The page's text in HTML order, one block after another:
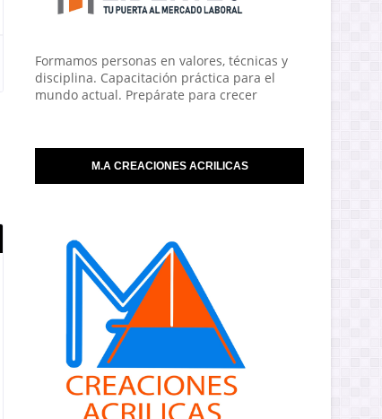
Formamos personas en valores, técnicas y
disciplina. Capacitación práctica para el
mundo actual. Prepárate para crecer
M.A CREACIONES ACRILICAS